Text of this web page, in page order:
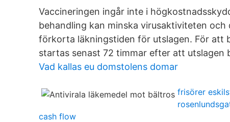
Vaccineringen ingår inte i
behandling kan minska virusaktiviteten
förkorta läkningstiden för utslagen. För att
startas senast 72 timmar efter att utslagen
Vad kallas eu domstolens domar
frisörer
cash flow